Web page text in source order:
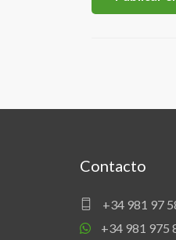
Contacto
+34 981 97
+34 981 975